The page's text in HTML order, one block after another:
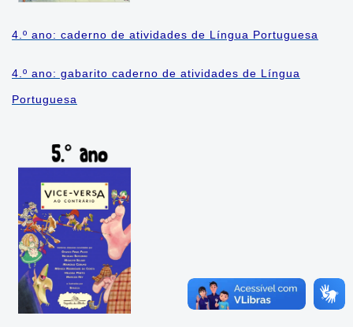
História
Língua Estrangeira
Matemática
4.º ano: caderno de atividades de Língua Portuguesa
4.º ano: gabarito caderno de atividades de Língua
Portuguesa